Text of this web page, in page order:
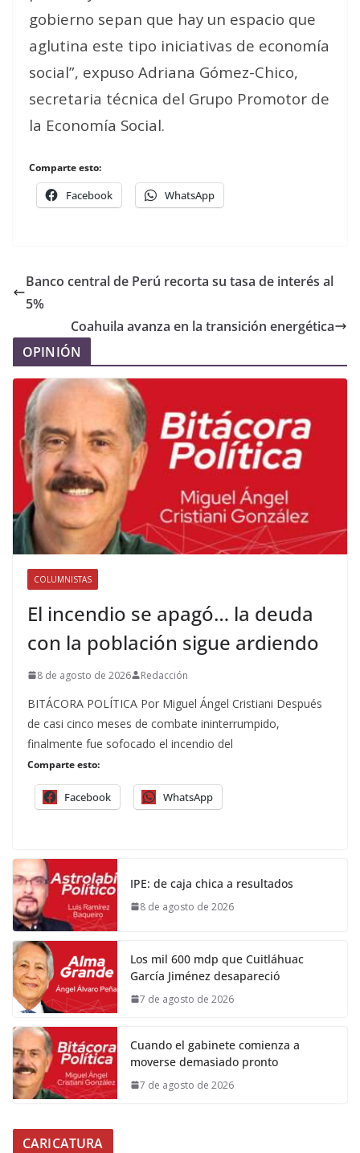
gobierno sepan que hay un espacio que
aglutina este tipo iniciativas de economía
social”, expuso Adriana Gómez-Chico,
secretaria técnica del Grupo Promotor de
la Economía Social.
Comparte esto:
Facebook WhatsApp
Banco central de Perú recorta su tasa de interés al
5%
Coahuila avanza en la transición energética
OPINIÓN
COLUMNISTAS
El incendio se apagó… la deuda
con la población sigue ardiendo
8 de agosto de 2026 Redacción
BITÁCORA POLÍTICA Por Miguel Ángel Cristiani Después
de casi cinco meses de combate ininterrumpido,
finalmente fue sofocado el incendio del
Comparte esto:
Facebook WhatsApp
IPE: de caja chica a resultados
8 de agosto de 2026
Los mil 600 mdp que Cuitláhuac
García Jiménez desapareció
7 de agosto de 2026
Cuando el gabinete comienza a
moverse demasiado pronto
7 de agosto de 2026
CARICATURA